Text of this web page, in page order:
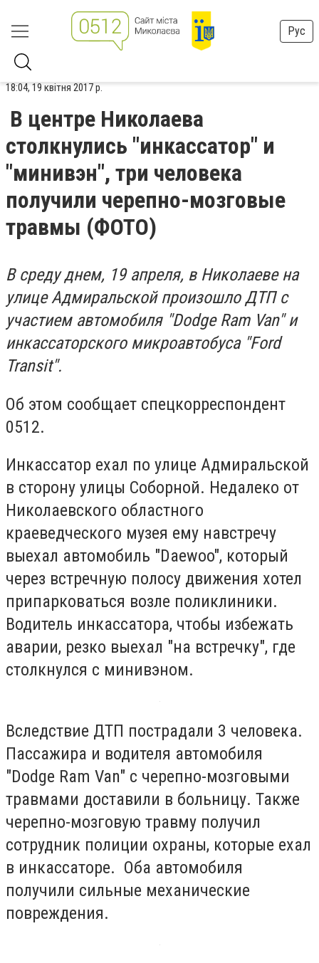
Рус
18:04, 19 квітня 2017 р.
В центре Николаева
столкнулись "инкассатор" и
"минивэн", три человека
получили черепно-мозговые
травмы (ФОТО)
В среду днем, 19 апреля, в Николаеве на
улице Адмиральской произошло ДТП с
участием автомобиля "Dodge Ram Van" и
инкассаторского микроавтобуса "Ford
Transit".
Об этом сообщает спецкорреспондент
0512.
Инкассатор ехал по улице Адмиральской
в сторону улицы Соборной. Недалеко от
Николаевского областного
краеведческого музея ему навстречу
выехал автомобиль "Daewoo", который
через встречную полосу движения хотел
припарковаться возле поликлиники.
Водитель инкассатора, чтобы избежать
аварии, резко выехал "на встречку", где
столкнулся с минивэном.
Вследствие ДТП пострадали 3 человека.
Пассажира и водителя автомобиля
"Dodge Ram Van" с черепно-мозговыми
травмами доставили в больницу. Также
черепно-мозговую травму получил
сотрудник полиции охраны, которые ехал
в инкассаторе. Оба автомобиля
получили сильные механические
повреждения.